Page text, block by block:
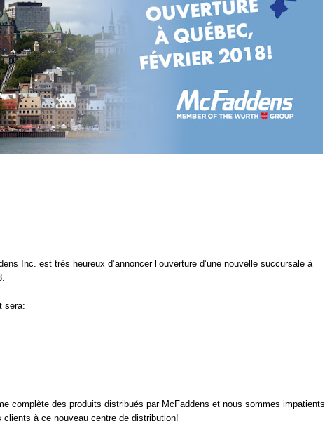
Inc. est très heureux d’annoncer l’ouverture d’une nouvelle succursale à
sera:
complète des produits distribués par McFaddens et nous sommes impatients
clients à ce nouveau centre de distribution!